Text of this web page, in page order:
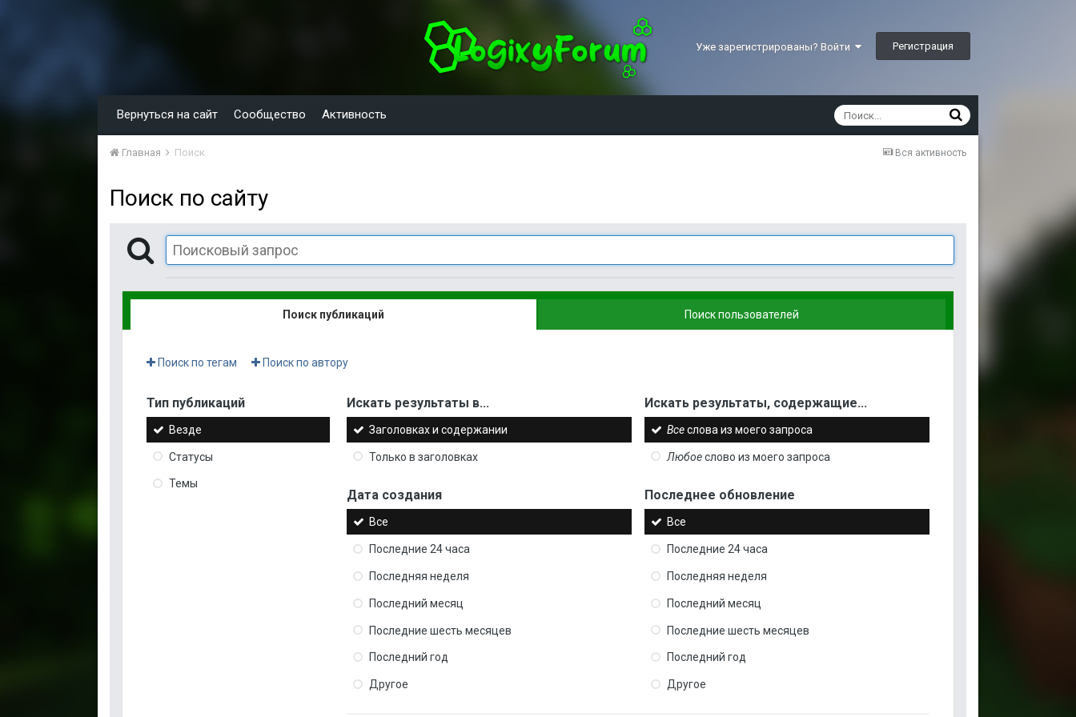
Уже зарегистрированы? Войти Регистрация
Вернуться на сайт Сообщество Активность
Вся активность
Главная Поиск
Поиск по сайту
Поиск публикаций Поиск пользователей
Поиск по тегам Поиск по автору
Тип публикаций
Везде
Статусы
Темы
Искать результаты в...
Заголовках и содержании
Только в заголовках
Искать результаты, содержащие...
Всеслова из моего запроса
Любоеслово из моего запроса
Дата создания
Все
Последние 24 часа
Последняя неделя
Последний месяц
Последние шесть месяцев
Последний год
Другое
Последнее обновление
Все
Последние 24 часа
Последняя неделя
Последний месяц
Последние шесть месяцев
Последний год
Другое